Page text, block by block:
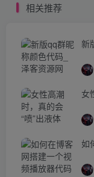
相关推荐
新
女
如